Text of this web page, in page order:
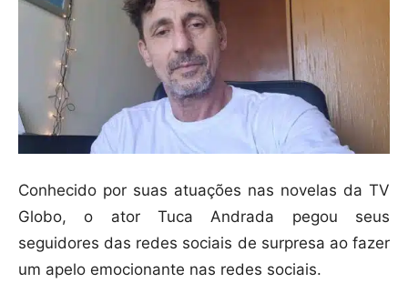
Conhecido por suas atuações nas novelas da TV
Globo, o ator Tuca Andrada pegou seus
seguidores das redes sociais de surpresa ao fazer
um apelo emocionante nas redes sociais.